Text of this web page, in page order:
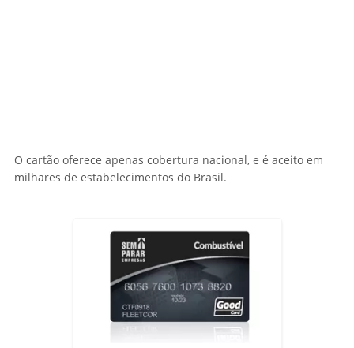
O cartão oferece apenas cobertura nacional, e é aceito em
milhares de estabelecimentos do Brasil.